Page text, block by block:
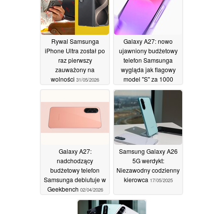
Rywal Samsunga
iPhone Ultra został po
raz pierwszy
zauważony na
wolności 31/05/2026
Galaxy A27: nowo
ujawniony budżetowy
telefon Samsunga
wygląda jak flagowy
model "S" za 1000
USD16/04/2026
Galaxy A27:
nadchodzący
budżetowy telefon
Samsunga debiutuje w
Geekbench 02/04/2026
Samsung Galaxy A26
5G werdykt:
Niezawodny codzienny
kierowca 17/05/2025